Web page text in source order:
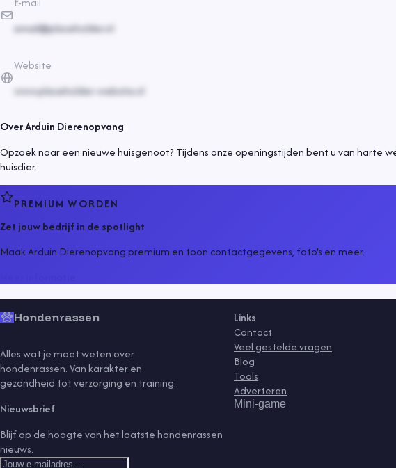
email@placeholder.nl
Website
www.placeholder-website.nl
OverArduin Dierenopvang
Opzoek naar een nieuwe huisgenoot? Tijdens onze openingstijden bent u van harte
huisdier.
PREMIUM WORDEN
Zet jouw bedrijf in de spotlight
Maak Arduin Dierenopvang premium en toon contactgegevens, foto's en meer.
Hondenrassen
Alles wat je moet weten over
hondenrassen. Van karakter en
gezondheid tot verzorging en training.
Nieuwsbrief
Blijf op de hoogte van het laatste hondenrassen
nieuws.
Links
Contact
Veel gestelde vragen
Blog
Tools
Adverteren
Mini-game